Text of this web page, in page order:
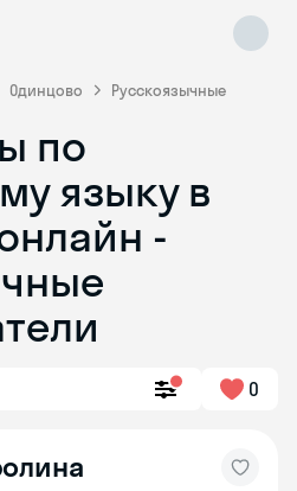
Одинцово Русскоязычные
по
языку в
-
0